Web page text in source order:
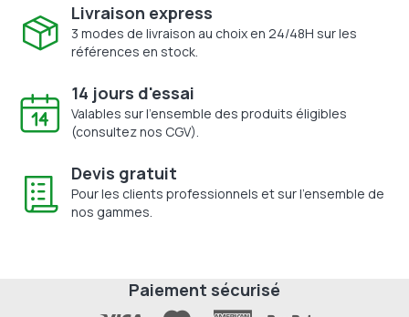
Livraison express
3 modes de livraison au choix en 24/48H sur les
références en stock.
14 jours d'essai
Valables sur l'ensemble des produits éligibles
(consultez nos CGV).
Devis gratuit
Pour les clients professionnels et sur l'ensemble de
nos gammes.
Paiement sécurisé